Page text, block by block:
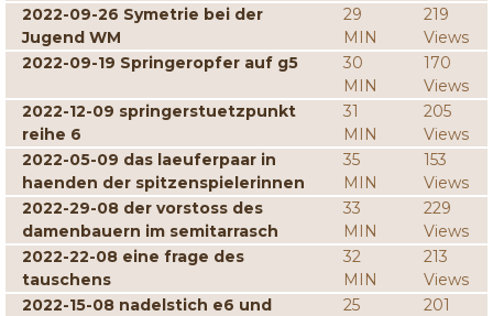
2022-09-26 Symetrie bei der
Jugend WM
29
MIN
219
Views
2022-09-19 Springeropfer auf g5
30
MIN
170
Views
2022-12-09 springerstuetzpunkt
reihe 6
31
MIN
205
Views
2022-05-09 das laeuferpaar in
haenden der spitzenspielerinnen
35
MIN
153
Views
2022-29-08 der vorstoss des
damenbauern im semitarrasch
33
MIN
229
Views
2022-22-08 eine frage des
tauschens
32
MIN
213
Views
2022-15-08 nadelstich e6 und
25
201